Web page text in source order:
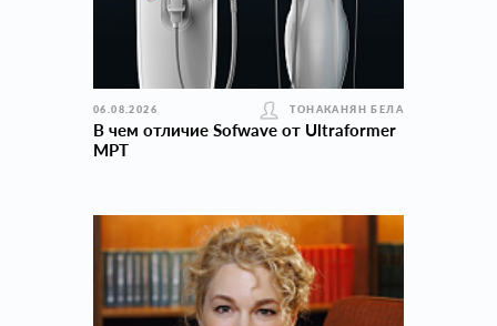
06.08.2026 ТОНАКАНЯН БЕЛА
В чем отличие Sofwave от Ultraformer
MPT